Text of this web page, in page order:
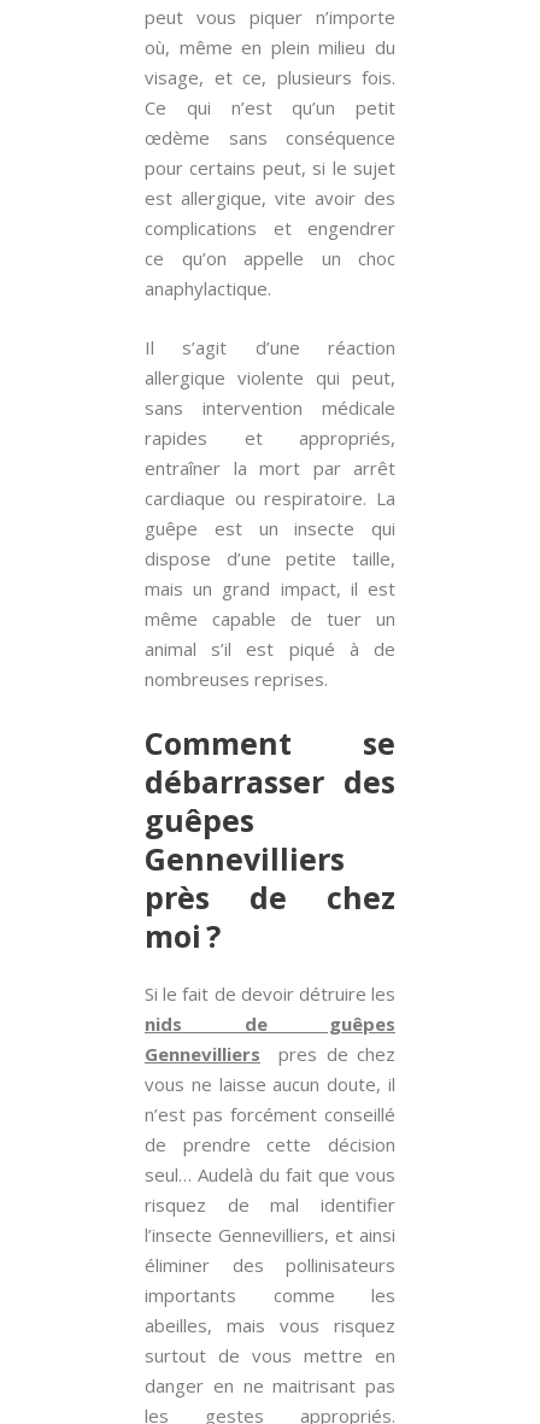
peut vous piquer n’importe
où, même en plein milieu du
visage, et ce, plusieurs fois.
Ce qui n’est qu’un petit
œdème sans conséquence
pour certains peut, si le sujet
est allergique, vite avoir des
complications et engendrer
ce qu’on appelle un choc
anaphylactique.
Il s’agit d’une réaction
allergique violente qui peut,
sans intervention médicale
rapides et appropriés,
entraîner la mort par arrêt
cardiaque ou respiratoire. La
guêpe est un insecte qui
dispose d’une petite taille,
mais un grand impact, il est
même capable de tuer un
animal s’il est piqué à de
nombreuses reprises.
Comment se
débarrasser des
guêpes
Gennevilliers
près de chez
moi ?
Si le fait de devoir détruire les
nids de guêpes
Gennevilliers pres de chez
vous ne laisse aucun doute, il
n’est pas forcément conseillé
de prendre cette décision
seul… Audelà du fait que vous
risquez de mal identifier
l’insecte Gennevilliers, et ainsi
éliminer des pollinisateurs
importants comme les
abeilles, mais vous risquez
surtout de vous mettre en
danger en ne maitrisant pas
les gestes appropriés.